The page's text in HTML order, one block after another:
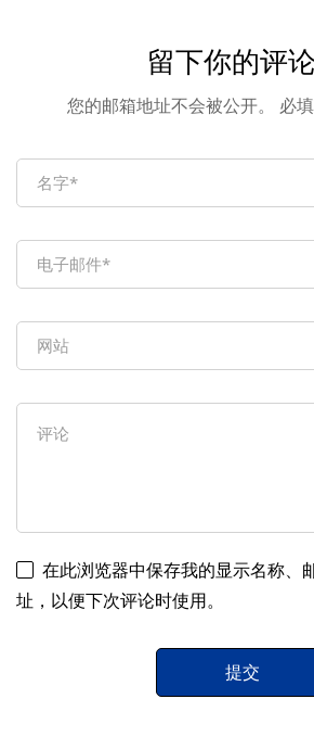
留下你的评论
您的邮箱地址不会被公开。 必
在此浏览器中保存我的显示名称、
址，以便下次评论时使用。